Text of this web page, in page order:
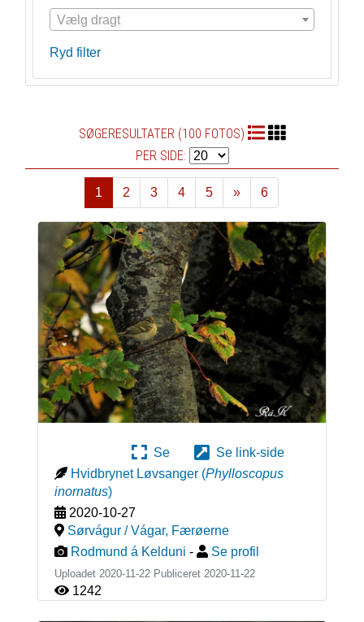
Vælg dragt
Ryd filter
SØGERESULTATER (100 FOTOS)
PER SIDE:
1 2 3 4 5
»
Næste
6
Se
Se link-side
Hvidbrynet Løvsanger (Phylloscopus
inornatus)
2020-10-27
Sørvágur / Vágar, Færøerne
Rodmund á Kelduni - Se profil
Uploadet 2020-11-22 Publiceret 2020-11-22
1242